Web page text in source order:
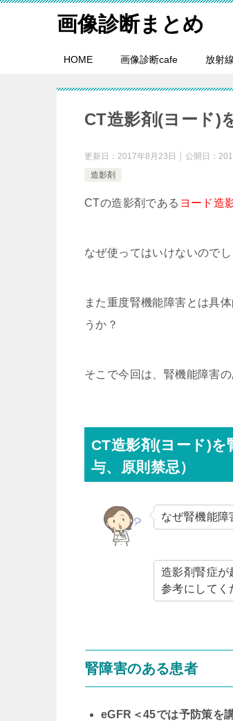
画像診断まとめ
HOME 画像診断cafe 放射
CT造影剤(ヨード)
更新日： 2017年8月23日 公開日：
造影剤
CTの造影剤である ヨード造
なぜ使ってはいけないのでし
また重度腎機能障害とは具
うか？
そこで今回は、腎機能障害
CT造影剤(ヨード)を
与、原則禁忌）
なぜ腎機能障
造影剤腎症が
参考にしてく
腎障害のある患者
eGFR＜45では予防策を